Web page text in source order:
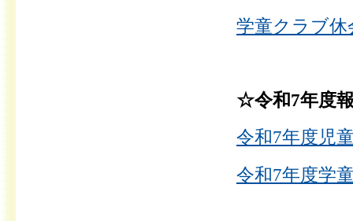
学童クラブ休
☆令和7年度
令和7年度児
令和7年度学